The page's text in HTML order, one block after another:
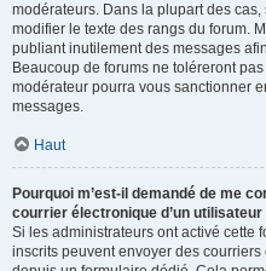
modérateurs. Dans la plupart des
modifier le texte des rangs du forum.
publiant inutilement des messages
Beaucoup de forums ne toléreront
modérateur pourra vous sanctionner
messages.
Haut
Pourquoi m’est-il demandé de me
courrier électronique d’un utilisateur
Si les administrateurs ont activé cette
inscrits peuvent envoyer des